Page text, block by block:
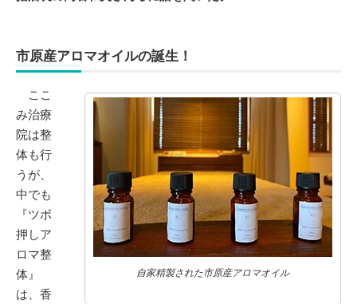
市原産アロマオイルの誕生！
自家精製された市原産アロマオイル
ここ
み治療
院は整
体も行
うが、
中でも
『ツボ
押しア
ロマ整
体』
は、香